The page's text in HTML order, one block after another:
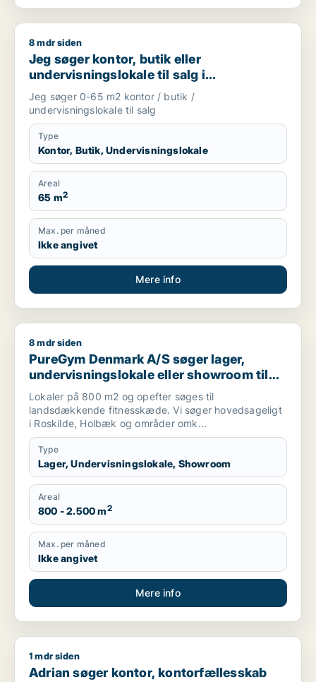
Jeg søger kontor, butik eller undervisningslokale til salg i
8 mdr siden
Jeg søger kontor, butik eller
undervisningslokale til salg i
Storkøbenhavn, Nordsjælland eller Fyn
m.fl.
Jeg søger 0-65 m2 kontor / butik /
undervisningslokale til salg
Type
Kontor, Butik, Undervisningslokale
Areal
65 m2
Max. per måned
Ikke angivet
Mere info
PureGym Denmark A/S søger lager, undervisningslokale
8 mdr siden
PureGym Denmark A/S søger lager,
undervisningslokale eller showroom til
leje i København, Frederiksberg eller
Ørestad
Lokaler på 800 m2 og opefter søges til
landsdækkende fitnesskæde. Vi søger hovedsageligt
i Roskilde, Holbæk og områder omk...
Type
Lager, Undervisningslokale, Showroom
Areal
800 - 2.500 m2
Max. per måned
Ikke angivet
Mere info
Adrian søger kontor, kontorfællesskab eller
1 mdr siden
Adrian søger kontor, kontorfællesskab